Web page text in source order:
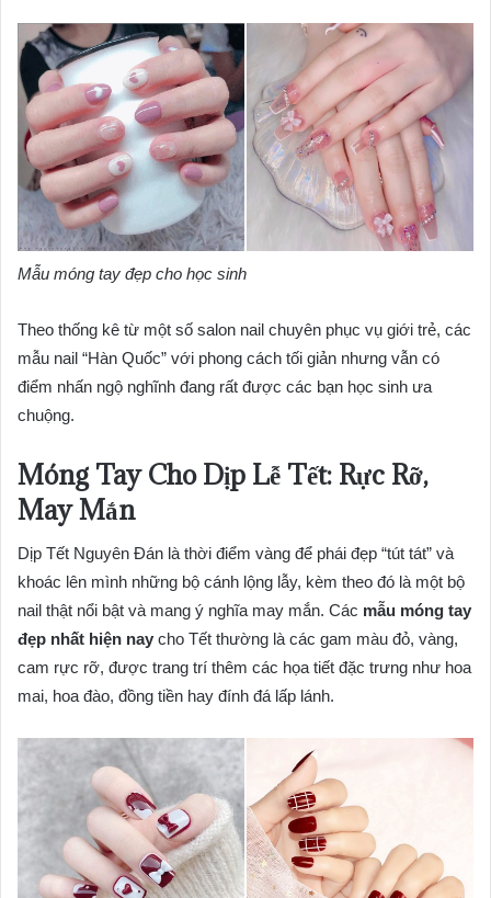
Mẫu móng tay đẹp cho học sinh
Theo thống kê từ một số salon nail chuyên phục vụ giới trẻ, các
mẫu nail “Hàn Quốc” với phong cách tối giản nhưng vẫn có
điểm nhấn ngộ nghĩnh đang rất được các bạn học sinh ưa
chuộng.
Móng Tay Cho Dịp Lễ Tết: Rực Rỡ,
May Mắn
Dịp Tết Nguyên Đán là thời điểm vàng để phái đẹp “tút tát” và
khoác lên mình những bộ cánh lộng lẫy, kèm theo đó là một bộ
nail thật nổi bật và mang ý nghĩa may mắn. Các mẫu móng tay
đẹp nhất hiện nay cho Tết thường là các gam màu đỏ, vàng,
cam rực rỡ, được trang trí thêm các họa tiết đặc trưng như hoa
mai, hoa đào, đồng tiền hay đính đá lấp lánh.